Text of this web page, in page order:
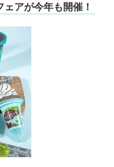
アが今年も開催！